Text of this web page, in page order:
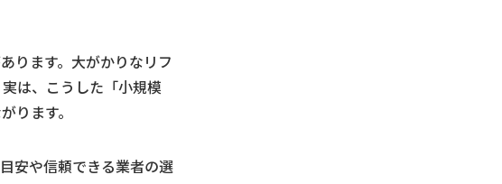
ります。大がかりなリフ
は、こうした「小規模
ります。
安や信頼できる業者の選